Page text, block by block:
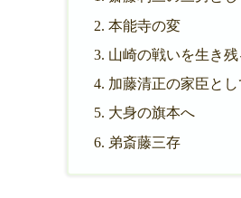
本能寺の変
山崎の戦いを生き残
加藤清正の家臣と
大身の旗本へ
弟斎藤三存